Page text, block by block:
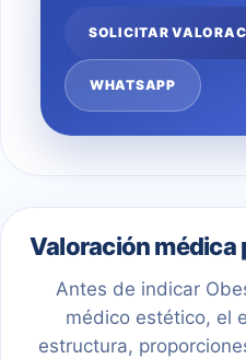
SOLICITAR
WHATSAPP
Valoración médica
Antes de indicar
médico estético, el
estructura,